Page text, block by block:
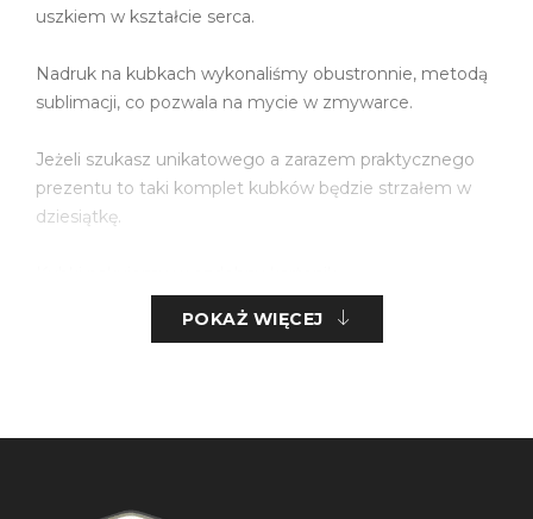
uszkiem w kształcie serca.
Nadruk na kubkach wykonaliśmy obustronnie, metodą
sublimacji, co pozwala na mycie w zmywarce.
Jeżeli szukasz unikatowego a zarazem praktycznego
prezentu to taki komplet kubków będzie strzałem w
dziesiątkę.
wysokość : 95mm
POKAŻ WIĘCEJ